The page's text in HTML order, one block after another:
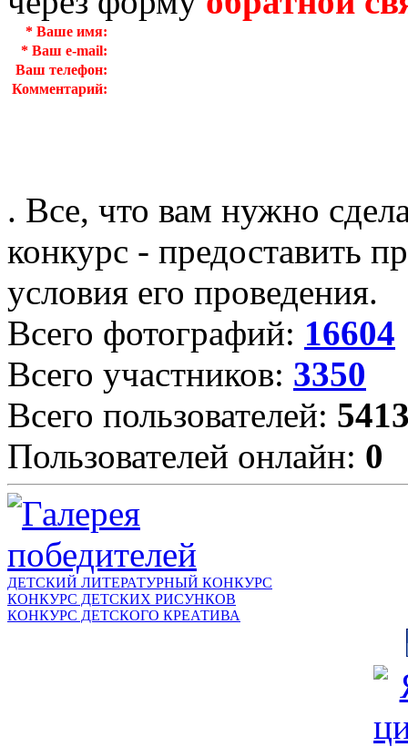
* Ваше имя:
* Ваш e-mail:
Ваш телефон:
Комментарий:
. Все, что вам нужно
конкурс - предоставить
условия его проведения.
Всего фотографий: 16604
Всего участников: 3350
Всего пользователей:
Пользователей онлайн: 0
ДЕТСКИЙ ЛИТЕРАТУРНЫЙ КОНКУРС
КОНКУРС ДЕТСКИХ РИСУНКОВ
КОНКУРС ДЕТСКОГО КРЕАТИВА